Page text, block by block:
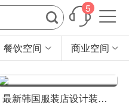

5 
餐饮空间  商业空间 
最新韩国服装店设计装修图片